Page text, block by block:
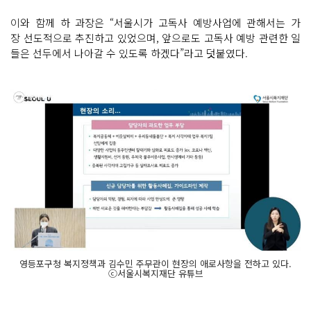
이와 함께 하 과장은 “서울시가 고독사 예방사업에 관해서는 가
장 선도적으로 추진하고 있었으며, 앞으로도 고독사 예방 관련한 일
들은 선두에서 나아갈 수 있도록 하겠다”라고 덧붙였다.
영등포구청 복지정책과 김수민 주무관이 현장의 애로사항을 전하고 있다.
ⓒ서울시복지재단 유튜브